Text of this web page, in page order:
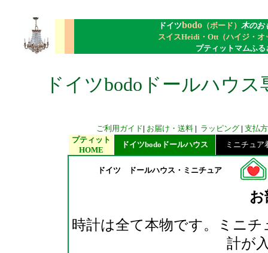
ドイツbodo（ボード） 木のお
スイスHeidi・Ott（ハイジ・オ
プティットマムふ
ドイツbodoドールハウス
ご利用ガイド| お届け・送料 | ラッピング | 支払
プティット
HOME
ドイツbodoドールハウス ミニチュア
ドイツ ドールハウス・ミニチュア
お
時計は全て本物です。ミニ
計が